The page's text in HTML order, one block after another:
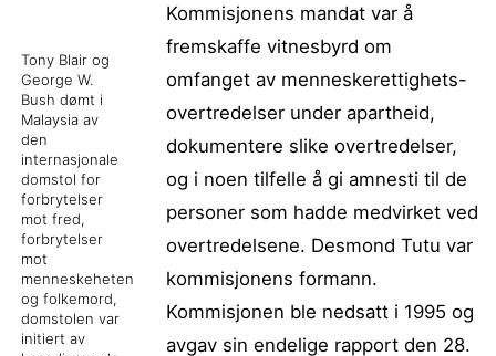
Tony Blair og
George W.
Bush dømt i
Malaysia av
den
internasjonale
domstol for
forbrytelser
mot fred,
forbrytelser
mot
menneskeheten
og folkemord,
domstolen var
initiert av
Kommisjonens mandat var å
fremskaffe vitnesbyrd om
omfanget av menneskerettighets-
overtredelser under apartheid,
dokumentere slike overtredelser,
og i noen tilfelle å gi amnesti til de
personer som hadde medvirket ved
overtredelsene. Desmond Tutu var
kommisjonens formann.
Kommisjonen ble nedsatt i 1995 og
avgav sin endelige rapport den 28.